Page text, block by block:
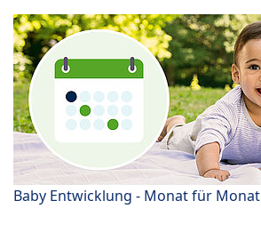
Baby Entwicklung - Monat für Monat